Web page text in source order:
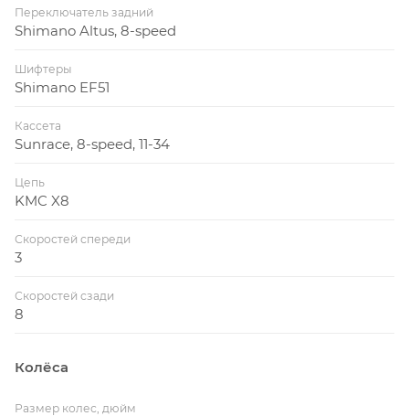
Переключатель задний
Shimano Altus, 8-speed
Шифтеры
Shimano EF51
Кассета
Sunrace, 8-speed, 11-34
Цепь
KMC X8
Скоростей спереди
3
Скоростей сзади
8
Колёса
Размер колес, дюйм